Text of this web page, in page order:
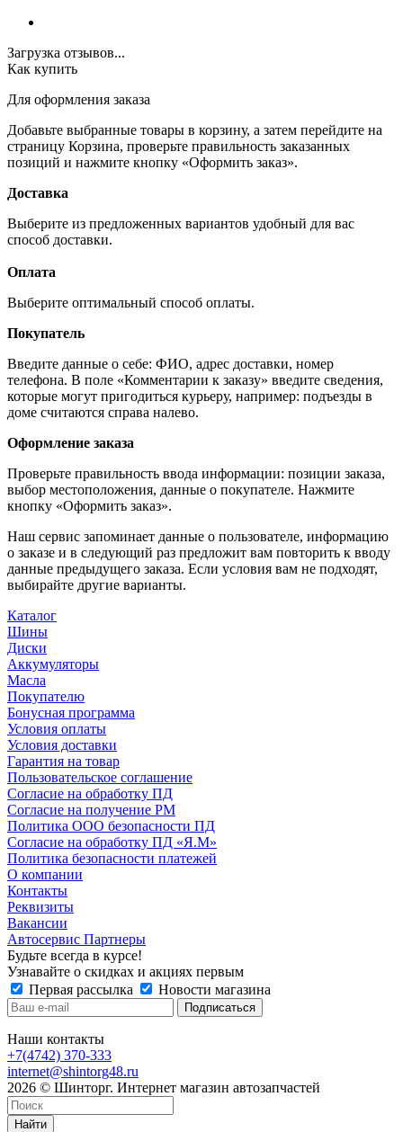
Загрузка отзывов...
Как купить
Для оформления заказа
Добавьте выбранные товары в корзину, а затем перейдите на
страницу Корзина, проверьте правильность заказанных
позиций и нажмите кнопку «Оформить заказ».
Доставка
Выберите из предложенных вариантов удобный для вас
способ доставки.
Оплата
Выберите оптимальный способ оплаты.
Покупатель
Введите данные о себе: ФИО, адрес доставки, номер
телефона. В поле «Комментарии к заказу» введите сведения,
которые могут пригодиться курьеру, например: подъезды в
доме считаются справа налево.
Оформление заказа
Проверьте правильность ввода информации: позиции заказа,
выбор местоположения, данные о покупателе. Нажмите
кнопку «Оформить заказ».
Наш сервис запоминает данные о пользователе, информацию
о заказе и в следующий раз предложит вам повторить к вводу
данные предыдущего заказа. Если условия вам не подходят,
выбирайте другие варианты.
Каталог
Шины
Диски
Аккумуляторы
Масла
Покупателю
Бонусная программа
Условия оплаты
Условия доставки
Гарантия на товар
Пользовательское соглашение
Согласие на обработку ПД
Согласие на получение РМ
Политика ООО безопасности ПД
Согласие на обработку ПД «Я.М»
Политика безопасности платежей
О компании
Контакты
Реквизиты
Вакансии
Автосервис Партнеры
Будьте всегда в курсе!
Узнавайте о скидках и акциях первым
Первая рассылка
Новости магазина
Наши контакты
+7(4742) 370-333
internet@shintorg48.ru
2026 © Шинторг. Интернет магазин автозапчастей
Найти